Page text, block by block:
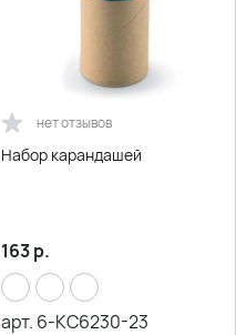
нет отзывов
Набор карандашей
163р.
арт. 6-KC6230-23